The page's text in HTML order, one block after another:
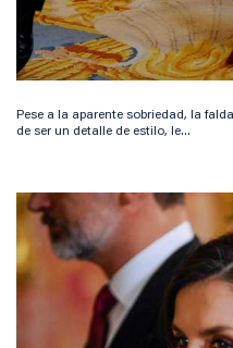
Pese a la aparente sobriedad, la
de ser un detalle de estilo, le...